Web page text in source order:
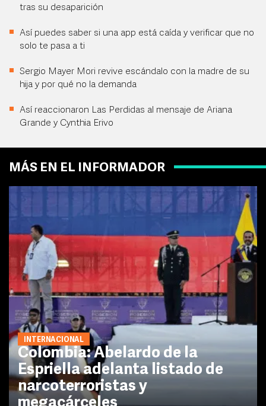
tras su desaparición
Así puedes saber si una app está caída y verificar que no
solo te pasa a ti
Sergio Mayer Mori revive escándalo con la madre de su
hija y por qué no la demanda
Así reaccionaron Las Perdidas al mensaje de Ariana
Grande y Cynthia Erivo
MÁS EN EL INFORMADOR
INTERNACIONAL
Colombia: Abelardo de la
Espriella adelanta listado de
narcoterroristas y